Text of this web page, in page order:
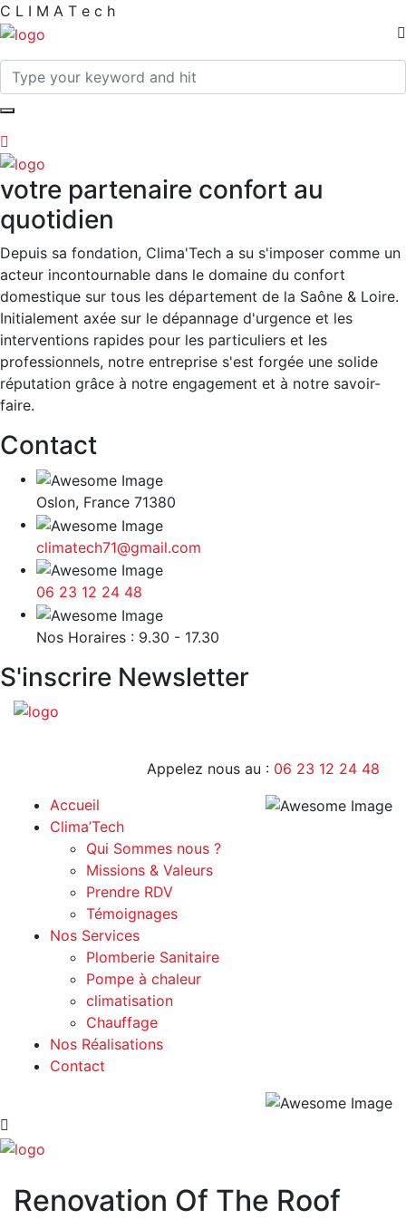
C L I M A T e c h
votre partenaire confort au
quotidien
Depuis sa fondation, Clima'Tech a su s'imposer comme un
acteur incontournable dans le domaine du confort
domestique sur tous les département de la Saône & Loire.
Initialement axée sur le dépannage d'urgence et les
interventions rapides pour les particuliers et les
professionnels, notre entreprise s'est forgée une solide
réputation grâce à notre engagement et à notre savoir-
faire.
Contact
Oslon, France 71380
climatech71@gmail.com
06 23 12 24 48
Nos Horaires : 9.30 - 17.30
S'inscrire Newsletter
Appelez nous au : 06 23 12 24 48
Accueil
Clima’Tech
Qui Sommes nous ?
Missions & Valeurs
Prendre RDV
Témoignages
Nos Services
Plomberie Sanitaire
Pompe à chaleur
climatisation
Chauffage
Nos Réalisations
Contact
Renovation Of The Roof